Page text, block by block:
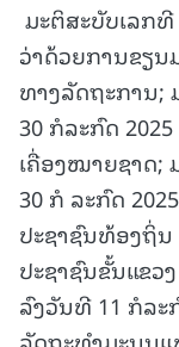
ມະຕິສະບັບເລກ
ວ່າດ້ວຍການຂຽນ
ທາງລັດຖະການ;
30 ກໍລະກົດ
ເຄື່ອງໝາຍຊາດ;
30 ກໍ ລະກົດ
ປະຊາຊົນທ້ອງຖິ່
ປະຊາຊົນຂັ້ນແຂວ
ລົງວັນທີ 11 ກໍລະ